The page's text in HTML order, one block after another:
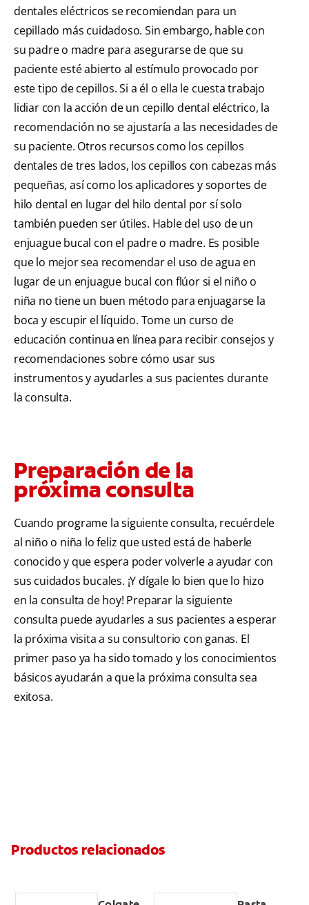
dentales eléctricos se recomiendan para un
cepillado más cuidadoso. Sin embargo, hable con
su padre o madre para asegurarse de que su
paciente esté abierto al estímulo provocado por
este tipo de cepillos. Si a él o ella le cuesta trabajo
lidiar con la acción de un cepillo dental eléctrico, la
recomendación no se ajustaría a las necesidades de
su paciente. Otros recursos como los cepillos
dentales de tres lados, los cepillos con cabezas más
pequeñas, así como los aplicadores y soportes de
hilo dental en lugar del hilo dental por sí solo
también pueden ser útiles. Hable del uso de un
enjuague bucal con el padre o madre. Es posible
que lo mejor sea recomendar el uso de agua en
lugar de un enjuague bucal con flúor si el niño o
niña no tiene un buen método para enjuagarse la
boca y escupir el líquido. Tome un curso de
educación continua en línea para recibir consejos y
recomendaciones sobre cómo usar sus
instrumentos y ayudarles a sus pacientes durante
la consulta.
Preparación de la
próxima consulta
Cuando programe la siguiente consulta, recuérdele
al niño o niña lo feliz que usted está de haberle
conocido y que espera poder volverle a ayudar con
sus cuidados bucales. ¡Y dígale lo bien que lo hizo
en la consulta de hoy! Preparar la siguiente
consulta puede ayudarles a sus pacientes a esperar
la próxima visita a su consultorio con ganas. El
primer paso ya ha sido tomado y los conocimientos
básicos ayudarán a que la próxima consulta sea
exitosa.
Productos relacionados